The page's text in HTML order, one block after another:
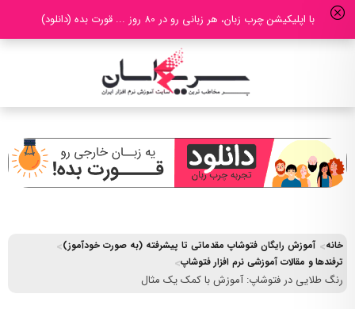
با اپلیکیشن چرب زبان، هر زبانی رو در 80 روز ... قورت بده (دانلود)
خانه
آموزش رایگان فتوشاپ مقدماتی تا پیشرفته (به صورت خودآموز)
ترفندها و مقالات آموزشی نرم افزار فتوشاپ
رنگ طلایی در فتوشاپ: آموزش با کمک یک مثال